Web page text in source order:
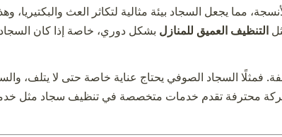
مما يجعل السجاد بيئة مثالية لتكاثر العث
التنظيف العميق للمنازل بشكل دوري، خاصة إذا كان
السجاد الصوفي يحتاج عناية خاصة حتى لا يتلف،
شركة محترفة تقدم خدمات متخصصة في تنظيف سجاد مثل